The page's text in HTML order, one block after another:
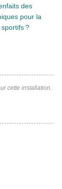
des
pour la
?
cette installation.